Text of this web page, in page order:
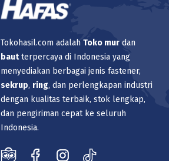
Tokohasil.com adalah Toko mur dan
bautterpercaya di Indonesia yang
menyediakan berbagai jenis fastener,
sekrup, ring, dan perlengkapan industri
dengan kualitas terbaik, stok lengkap,
dan pengiriman cepat ke seluruh
Indonesia.